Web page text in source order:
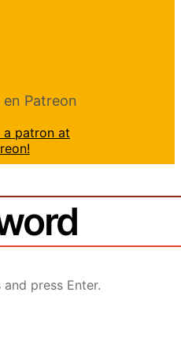
Patreon
press Enter.